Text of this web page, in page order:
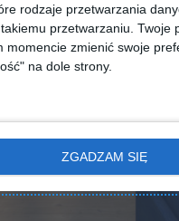
rodzaje przetwarzania
przetwarzaniu. Twoje
momencie zmienić swoje
na dole strony.
ZGADZAM SIĘ